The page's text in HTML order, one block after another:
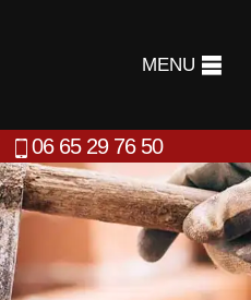
MENU
06 65 29 76 50